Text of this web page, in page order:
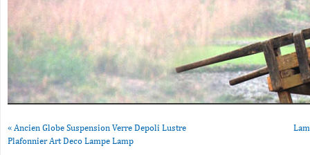
« Ancien Globe Suspension Verre Depoli Lustre
Plafonnier Art Deco Lampe Lamp